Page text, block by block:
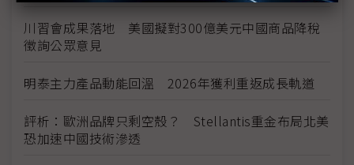
川習會成果落地 美國擬對300億美元中國商品降稅
徵詢公眾意見
明泰主力產品動能回溫 2026年獲利重返成長軌道
評析：歐洲品牌只剩空殼？ Stellantis重金布局北美
恐加速中國技術滲透